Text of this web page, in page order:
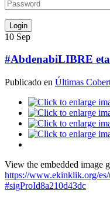
10 Sep
#AbdenabiLIBRE
Publicado en Últimas
View the embedded image
https://www.ekinklik.org/
#sigProId8a210d43dc